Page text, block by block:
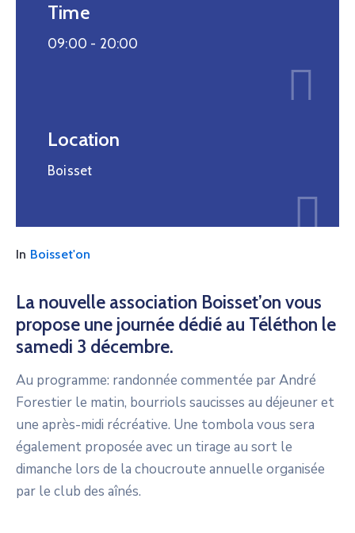
Time
09:00 - 20:00
Location
Boisset
In Boisset'on
La nouvelle association Boisset’on vous
propose une journée dédié au Téléthon le
samedi 3 décembre.
Au programme: randonnée commentée par André
Forestier le matin, bourriols saucisses au déjeuner et
une après-midi récréative. Une tombola vous sera
également proposée avec un tirage au sort le
dimanche lors de la choucroute annuelle organisée
par le club des aînés.